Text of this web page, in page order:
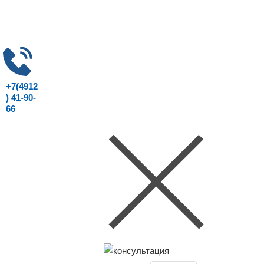
+7(4912
) 41-90-
66